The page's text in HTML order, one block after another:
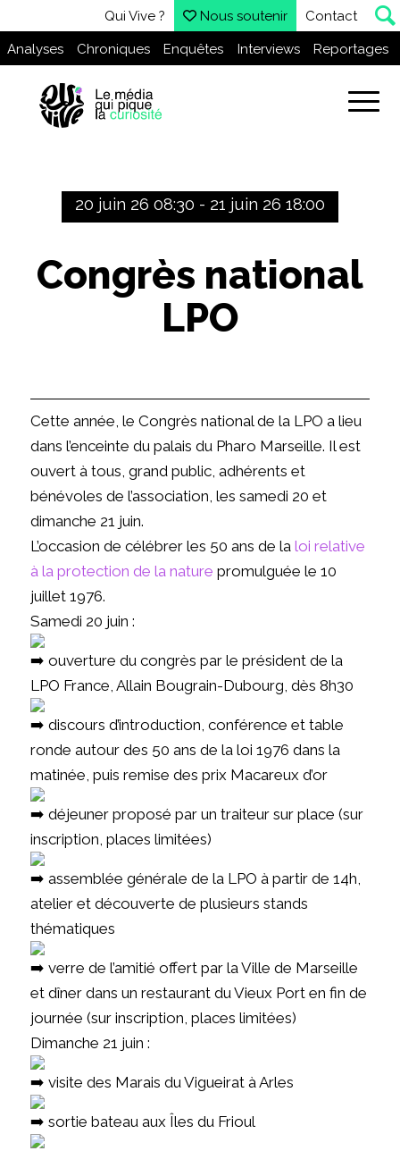
Qui Vive ? Nous soutenir Contact
Analyses Chroniques Enquêtes Interviews Reportages
20 juin 26 08:30 - 21 juin 26 18:00
Congrès national
LPO
Cette année, le Congrès national de la LPO a lieu
dans l’enceinte du palais du Pharo Marseille. Il est
ouvert à tous, grand public, adhérents et
bénévoles de l’association, les samedi 20 et
dimanche 21 juin.
L’occasion de célébrer les 50 ans de la loi relative
à la protection de la nature promulguée le 10
juillet 1976.
Samedi 20 juin :
ouverture du congrès par le président de la
LPO France, Allain Bougrain-Dubourg, dès 8h30
discours d’introduction, conférence et table
ronde autour des 50 ans de la loi 1976 dans la
matinée, puis remise des prix Macareux d’or
déjeuner proposé par un traiteur sur place (sur
inscription, places limitées)
assemblée générale de la LPO à partir de 14h,
atelier et découverte de plusieurs stands
thématiques
verre de l’amitié offert par laVille de Marseille
et dîner dans un restaurant du Vieux Port en fin de
journée (sur inscription, places limitées)
Dimanche 21 juin :
visite des Marais du Vigueiratà Arles
sortie bateau aux Îles du Frioul